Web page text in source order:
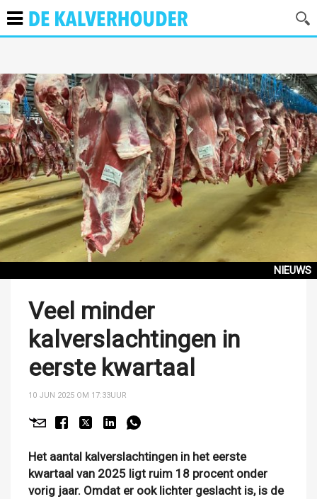
NIEUWS
Veel minder
kalverslachtingen in
eerste kwartaal
10 JUN 2025 OM 17:33UUR
Het aantal kalverslachtingen in het eerste
kwartaal van 2025 ligt ruim 18 procent onder
vorig jaar. Omdat er ook lichter geslacht is, is de